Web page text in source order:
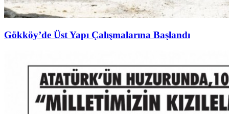
Gökköy’de Üst Yapı Çalışmalarına Başlandı